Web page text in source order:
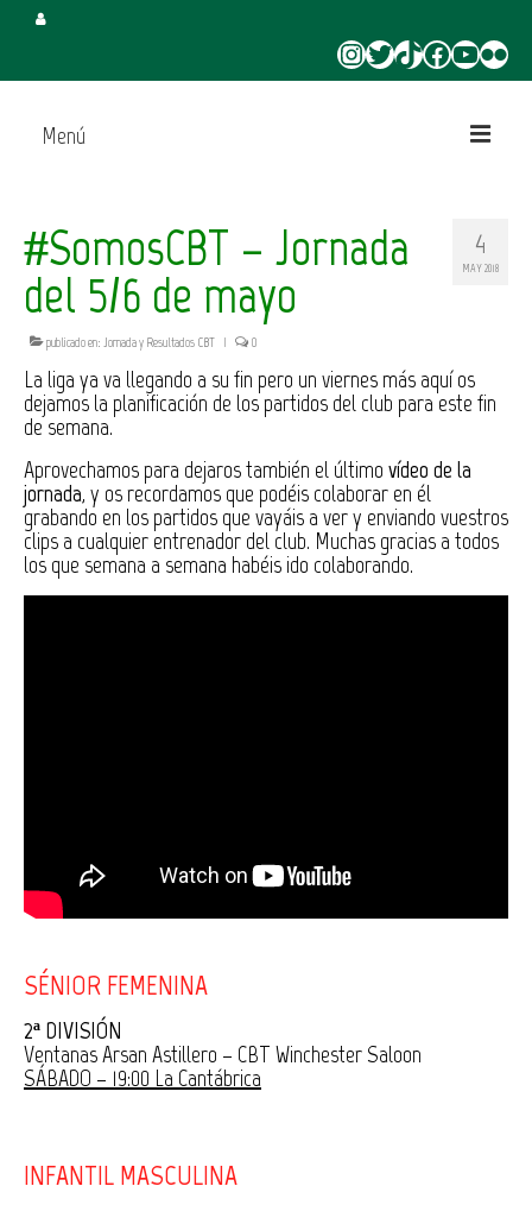
Instagram
Twitter
TikTokFacebook
YouTube
Flickr
Menú
Juega en CBT
Campus de Verano
Torneo 3×3 Verano
4
MAY 2018
#SomosCBT – Jornada
del 5/6 de mayo
publicado en: Jornada y Resultados CBT | 0
La liga ya va llegando a su fin pero un viernes más aquí os
dejamos la planificación de los partidos del club para este fin
de semana.
Aprovechamos para dejaros también el último vídeo de la
jornada, y os recordamos que podéis colaborar en él
grabando en los partidos que vayáis a ver y enviando vuestros
clips a cualquier entrenador del club. Muchas gracias a todos
los que semana a semana habéis ido colaborando.
SÉNIOR FEMENINA
2ª DIVISIÓN
Ventanas Arsan Astillero – CBT Winchester Saloon
SÁBADO – 19:00 La Cantábrica
INFANTIL MASCULINA